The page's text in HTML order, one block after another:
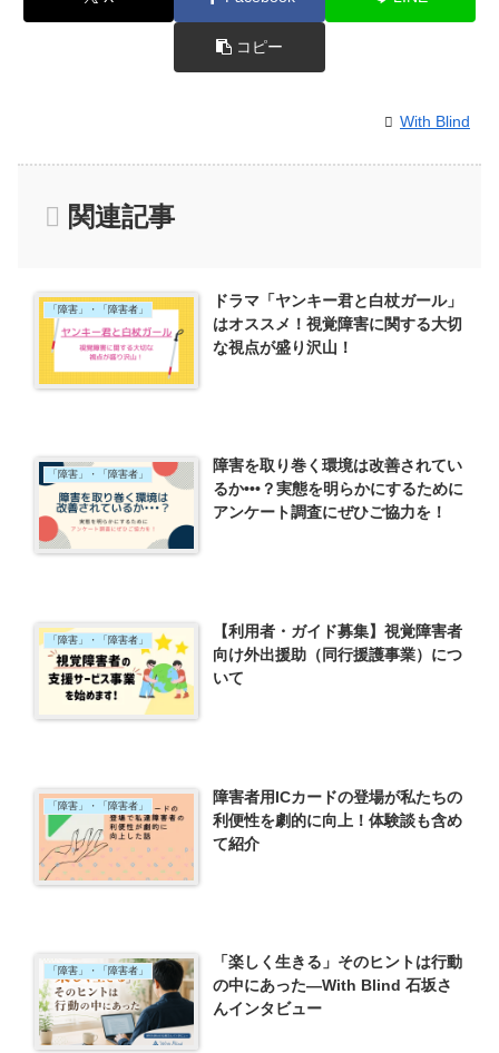
コピー
With Blind
関連記事
「障害」・「障害者」
ドラマ「ヤンキー君と白杖ガール」
はオススメ！視覚障害に関する大切
な視点が盛り沢山！
「障害」・「障害者」
障害を取り巻く環境は改善されてい
るか•••？実態を明らかにするために
アンケート調査にぜひご協力を！
「障害」・「障害者」
【利用者・ガイド募集】視覚障害者
向け外出援助（同行援護事業）につ
いて
「障害」・「障害者」
障害者用ICカードの登場が私たちの
利便性を劇的に向上！体験談も含め
て紹介
「障害」・「障害者」
「楽しく生きる」そのヒントは行動
の中にあった―With Blind 石坂さ
んインタビュー